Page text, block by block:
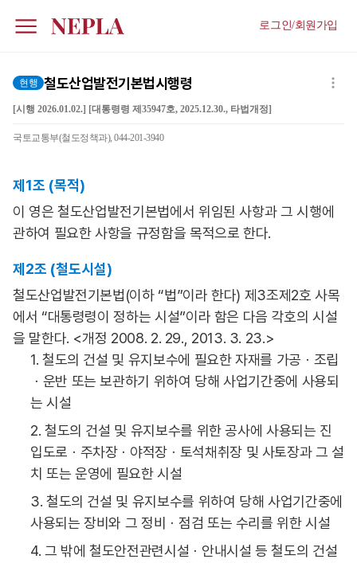
로그인/회원가입
현행 철도산업발전기본법시행령
[시행 2026.01.02.] [대통령령 제35947호, 2025.12.30., 타법개정]
국토교통부(철도정책과), 044-201-3940
제1조 (목적)
이 영은 철도산업발전기본법에서 위임된 사항과 그 시행에
관하여 필요한 사항을 규정함을 목적으로 한다.
제2조 (철도시설)
철도산업발전기본법(이하 “법”이라 한다) 제3조제2호 사목
에서 “대통령령이 정하는 시설”이라 함은 다음 각호의 시설
을 말한다. <개정 2008. 2. 29., 2013. 3. 23.>
1. 철도의 건설 및 유지보수에 필요한 자재를 가공ㆍ조립
ㆍ운반 또는 보관하기 위하여 당해 사업기간중에 사용되
는 시설
2. 철도의 건설 및 유지보수를 위한 공사에 사용되는 진
입도로ㆍ주차장ㆍ야적장ㆍ토석채취장 및 사토장과 그 설
치 또는 운영에 필요한 시설
3. 철도의 건설 및 유지보수를 위하여 당해 사업기간중에
사용되는 장비와 그 정비ㆍ점검 또는 수리를 위한 시설
4. 그 밖에 철도안전관련시설ㆍ안내시설 등 철도의 건설